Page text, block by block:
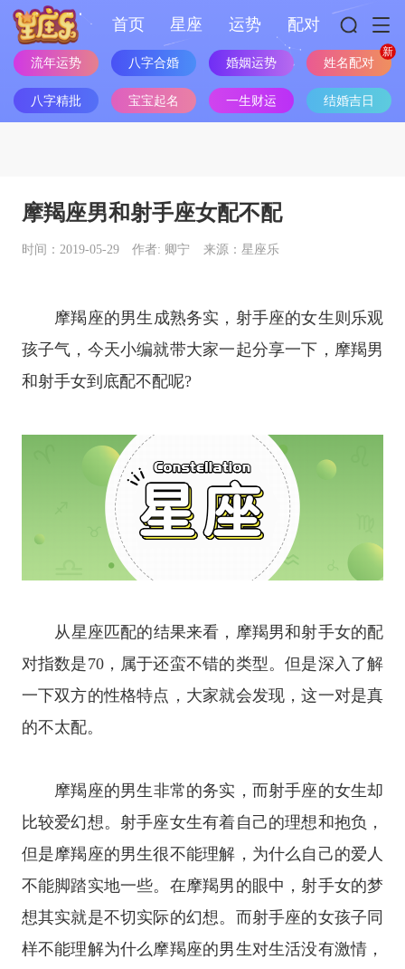
首页 星座 运势 配对
流年运势 八字合婚 婚姻运势 姓名配对
八字精批 宝宝起名 一生财运 结婚吉日
摩羯座男和射手座女配不配
时间：2019-05-29 作者: 卿宁 来源：星座乐
摩羯座的男生成熟务实， 射手座的女生则乐观
孩子气，今天小编就带大家一起分享一下，摩羯男
和射手女到底配不配呢?
从星座 匹配的结果来看，摩羯男和射手女的配
对指数是70，属于还蛮不错的类型。但是深入了解
一下双方的性格特点，大家就会发现，这一对是真
的不太配。
摩羯座的男生非常的务实，而射手座的女生却
比较爱幻想。射手座女生有着自己的理想和抱负，
但是摩羯座的男生很不能理解，为什么自己的爱人
不能脚踏实地一些。在摩羯男的眼中，射手女的梦
想其实就是不切实际的幻想。而射手座的女孩子同
样不能理解为什么摩羯座的男生对生活没有激情，